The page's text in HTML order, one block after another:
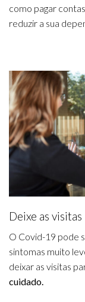
como pagar
reduzir a sua
Deixe as
O Covid-19 pode
sintomas muito
deixar as visitas
cuidado.